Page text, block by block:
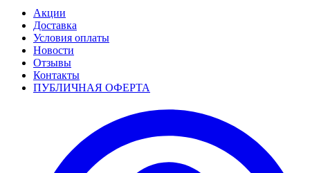
Акции
Доставка
Условия оплаты
Новости
Отзывы
Контакты
ПУБЛИЧНАЯ ОФЕРТА